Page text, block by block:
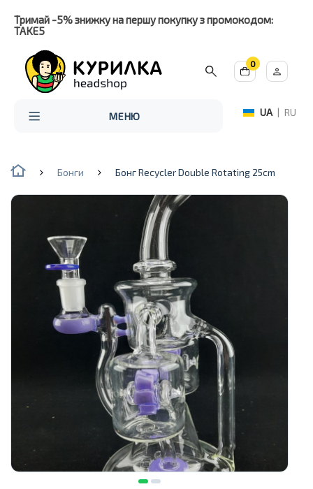
Тримай -5% знижку на першу покупку з промокодом:
TAKE5
0
МЕНЮ UA | RU
Бонги Бонг Recycler Double Rotating 25cm